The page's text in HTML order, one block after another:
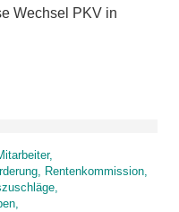
Wechsel PKV in
Rentenkommission,